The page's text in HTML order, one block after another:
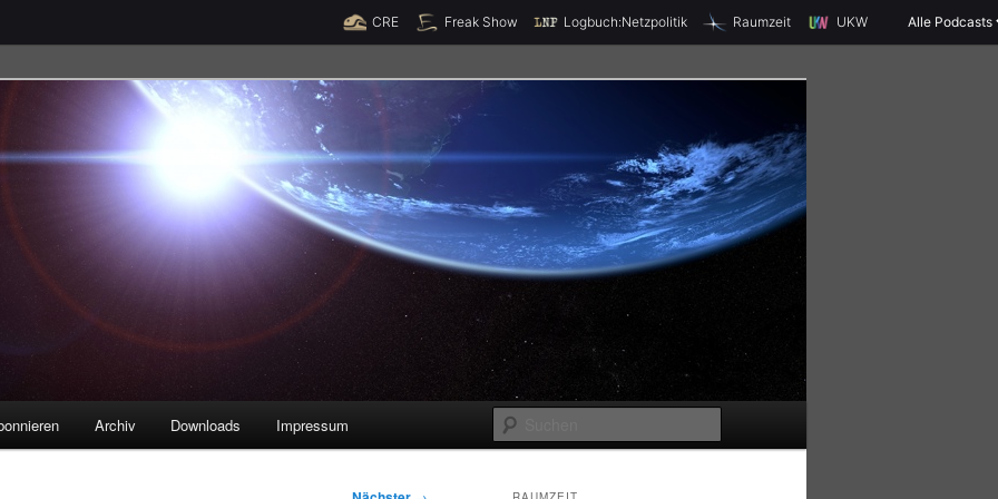
Spende jetzt!
CRE Freak Show Logbuch:Netzpolitik Raumzeit UKW Alle Podcasts
u
Archiv Downloads Impressum